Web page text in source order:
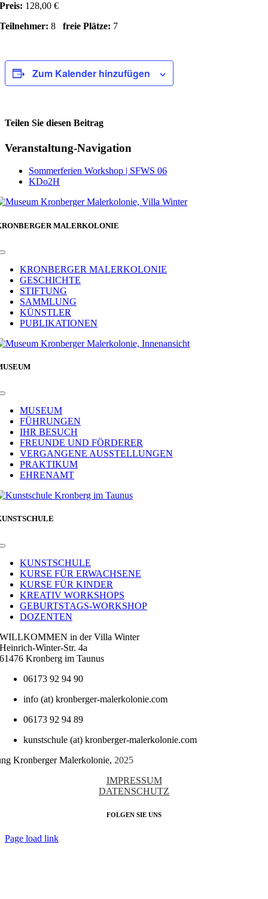
Preis: 128,00 €
Teilnehmer: 8freie Plätze: 7
Zum Kalender hinzufügen
Teilen Sie diesen Beitrag
Facebook
Veranstaltung-Navigation
Sommerferien Workshop | SFWS 06
KDo2H
MALERKOLONIE
Toggle
NavigationKRONBERGER MALERKOLONIE
GESCHICHTE
STIFTUNG
SAMMLUNG
KÜNSTLER
PUBLIKATIONEN
Toggle
NavigationMUSEUM
FÜHRUNGEN
IHR BESUCH
FREUNDE UND FÖRDERER
VERGANGENE AUSSTELLUNGEN
PRAKTIKUM
EHRENAMT
Toggle
NavigationKUNSTSCHULE
KURSE FÜR ERWACHSENE
KURSE FÜR KINDER
KREATIV WORKSHOPS
GEBURTSTAGS-WORKSHOP
DOZENTEN
WILLKOMMEN in der Villa Winter
Heinrich-Winter-Str. 4a
61476 Kronberg im Taunus
06173 92 94 90
info (at) kronberger-malerkolonie.com
06173 92 94 89
kunstschule (at) kronberger-malerkolonie.com
Kronberger Malerkolonie, 2025
IMPRESSUM
DATENSCHUTZ
FOLGEN SIE UNS
Page load link